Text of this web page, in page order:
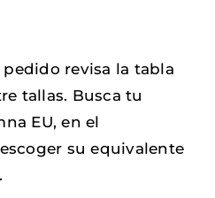
revisa la tabla
tallas. Busca tu
EU, en el
su equivalente